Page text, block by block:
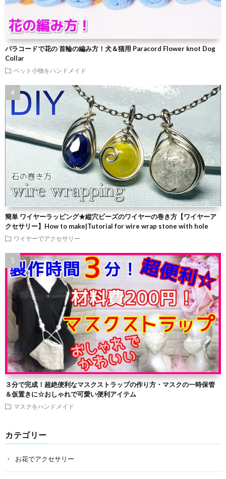
パラコードで花の 首輪の編み方！犬＆猫用 Paracord Flower knot Dog
Collar
ペット小物をハンドメイド
簡単 ワイヤーラッピング★縦穴ビーズのワイヤーの巻き方【ワイヤーア
クセサリー】How to make|Tutorial for wire wrap stone with hole
ワイヤーでアクセサリー
３分で完成！超絶便利なマスクストラップの作り方・マスクの一時保管
＆仮置きに☆おしゃれで可愛い便利アイテム
マスクをハンドメイド
カテゴリー
お花でアクセサリー